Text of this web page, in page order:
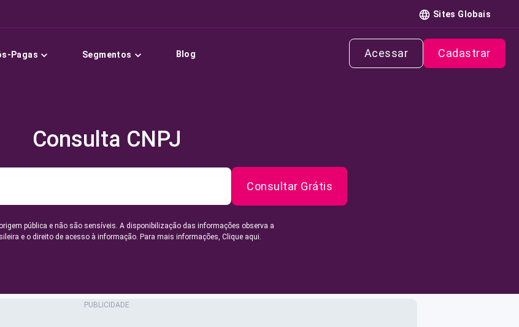
Sites Globais
Pagas Segmentos Blog Acessar Cadastrar
Consulta CNPJ
Consultar Grátis
pública e não são sensíveis. A disponibilização das informações observa a
e o direito de acesso à informação. Para mais informações, Clique aqui.